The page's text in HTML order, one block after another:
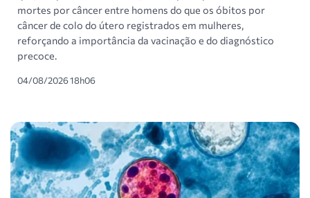
mortes por câncer entre homens do que os óbitos por
câncer de colo do útero registrados em mulheres,
reforçando a importância da vacinação e do diagnóstico
precoce.
04/08/2026 18h06